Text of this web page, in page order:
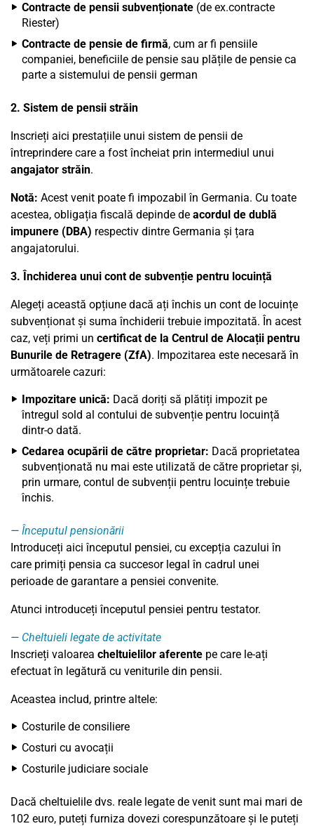
Contracte de pensii subvenționate (de ex.contracte
Riester)
Contracte de pensie de firmă, cum ar fi pensiile
companiei, beneficiile de pensie sau plățile de pensie ca
parte a sistemului de pensii german
2. Sistem de pensii străin
Inscrieți aici prestațiile unui sistem de pensii de
întreprindere care a fost încheiat prin intermediul unui
angajator străin.
Notă: Acest venit poate fi impozabil în Germania. Cu toate
acestea, obligația fiscală depinde de acordul de dublă
impunere (DBA) respectiv dintre Germania și țara
angajatorului.
3. Închiderea unui cont de subvenție pentru locuință
Alegeți această opțiune dacă ați închis un cont de locuințe
subvenționat și suma închiderii trebuie impozitată. În acest
caz, veți primi un certificat de la Centrul de Alocații pentru
Bunurile de Retragere (ZfA). Impozitarea este necesară în
următoarele cazuri:
Impozitare unică: Dacă doriți să plătiți impozit pe
întregul sold al contului de subvenție pentru locuință
dintr-o dată.
Cedarea ocupării de către proprietar: Dacă proprietatea
subvenționată nu mai este utilizată de către proprietar și,
prin urmare, contul de subvenții pentru locuințe trebuie
închis.
Începutul pensionării
Introduceți aici începutul pensiei, cu excepția cazului în
care primiți pensia ca succesor legal în cadrul unei
perioade de garantare a pensiei convenite.
Atunci introduceți începutul pensiei pentru testator.
Cheltuieli legate de activitate
Inscrieți valoarea cheltuielilor aferente pe care le-ați
efectuat în legătură cu veniturile din pensii.
Aceastea includ, printre altele:
Costurile de consiliere
Costuri cu avocații
Costurile judiciare sociale
Dacă cheltuielile dvs. reale legate de venit sunt mai mari de
102 euro, puteți furniza dovezi corespunzătoare și le puteți